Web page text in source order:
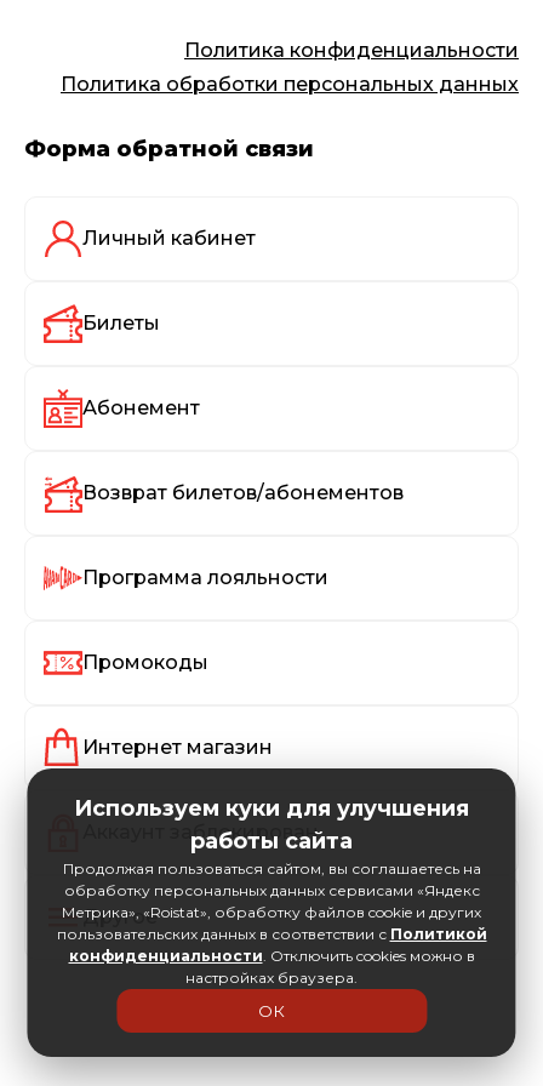
Политика конфиденциальности
Политика обработки персональных данных
Форма обратной связи
Личный кабинет
Билеты
Абонемент
Возврат билетов/абонементов
Программа лояльности
Промокоды
Интернет магазин
Аккаунт заблокирован
Другое
Используем куки для улучшения
работы сайта
Продолжая пользоваться сайтом, вы соглашаетесь на
обработку персональных данных сервисами «Яндекс
Метрика», «Roistat», обработку файлов cookie и других
пользовательских данных в соответствии с Политикой
конфиденциальности. Отключить cookies можно в
настройках браузера.
ОК